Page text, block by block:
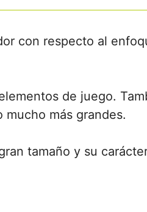
con respecto al
de juego.
más grandes.
tamaño y su